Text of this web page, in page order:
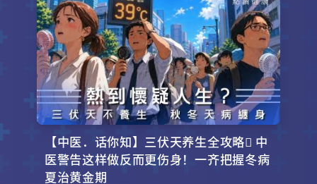
【中医．话你知】三伏天养生全攻略 中
医警告这样做反而更伤身！一齐把握冬病
夏治黄金期